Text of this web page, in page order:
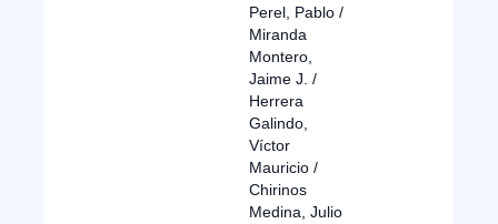
Perel, Pablo /
Miranda
Montero,
Jaime J. /
Herrera
Galindo,
Víctor
Mauricio /
Chirinos
Medina, Julio